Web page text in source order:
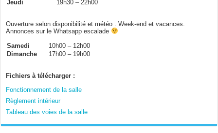
Jeudi 19h30 – 22h00
Ouverture selon disponibilité et météo : Week-end et vacances.
Annonces sur le Whatsapp escalade
Samedi
10h00 – 12h00
Dimanche
17h00 – 19h00
Fichiers à télécharger :
Fonctionnement de la salle
Règlement intérieur
Tableau des voies de la salle